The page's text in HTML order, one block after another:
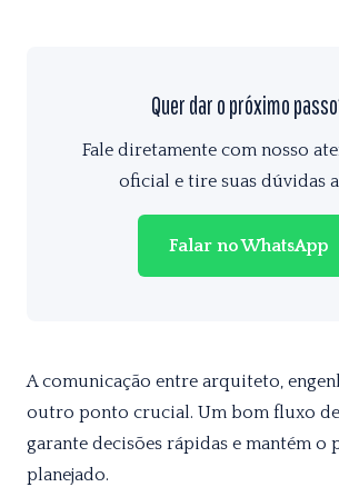
Quer dar o próximo
Fale diretamente com nosso
oficial e tire suas dúvidas
Falar no WhatsApp
A comunicação entre arquiteto,
outro ponto crucial. Um bom fluxo
garante decisões rápidas e mantém
planejado.